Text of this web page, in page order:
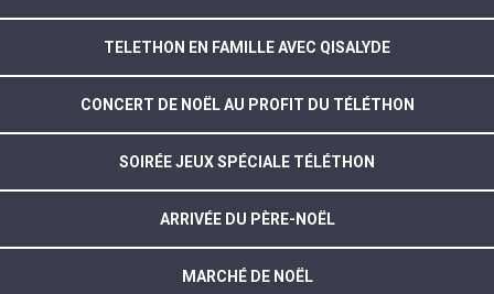
TELETHON EN FAMILLE AVEC QISALYDE
CONCERT DE NOËL AU PROFIT DU TÉLÉTHON
SOIRÉE JEUX SPÉCIALE TÉLÉTHON
ARRIVÉE DU PÈRE-NOËL
MARCHÉ DE NOËL